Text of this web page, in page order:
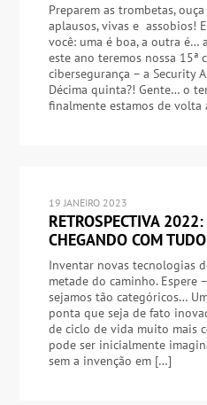
Preparem as trombetas,
aplausos, vivas e assobios!
você: uma é boa, a outra é…
este ano teremos nossa 15ª
cibersegurança – a Security
Décima quinta?! Gente… o
finalmente estamos de
19 JANEIRO 2023
RETROSPECTIVA 2022:
CHEGANDO COM
Inventar novas tecnologias
metade do caminho. Espere
sejamos tão categóricos…
ponta que seja de fato
de ciclo de vida muito mais
pode ser inicialmente
sem a invenção em […]